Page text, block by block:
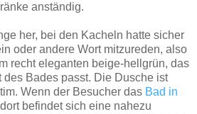
anständig.
her, bei den Kacheln hatte sicher
oder andere Wort mitzureden, also
recht eleganten beige-hellgrün, das
Bades passt. Die Dusche ist
Wenn der Besucher das Bad in
befindet sich eine nahezu